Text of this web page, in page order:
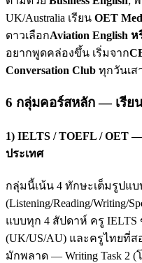
UK/Australia เรียน OET
ดาวเลือกAviation English ห
อยากพูดคล่องขึ้น เริ่มจาก
Conversation Club ทุกวันเส
6 กลุ่มคอร์สหลัก — เรีย
1) IELTS / TOEFL / OET
ประเทศ
กลุ่มนี้เน้น 4 ทักษะเต็มรูปแบ
(Listening/Reading/Writing/
แบบทุก 4 สัปดาห์ ครู IELTS
(UK/US/AU) และครูไทยที่ส
มักพลาด — Writing Task 2 (โ